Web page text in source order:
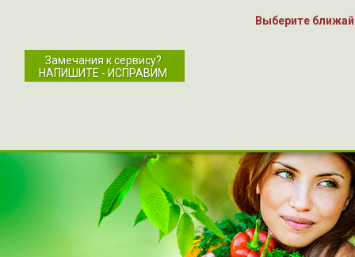
Выберите
Замечания к сервису?
НАПИШИТЕ - ИСПРАВИМ